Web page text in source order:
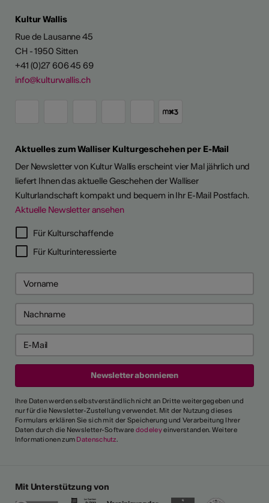
Kultur Wallis
Rue de Lausanne 45
CH - 1950 Sitten
+41 (0)27 606 45 69
info@kulturwallis.ch
Aktuelles zum Walliser Kulturgeschehen per E-Mail
Der Newsletter von Kultur Wallis erscheint vier Mal jährlich und
liefert Ihnen das aktuelle Geschehen der Walliser
Kulturlandschaft kompakt und bequem in Ihr E-Mail Postfach.
Aktuelle Newsletter ansehen
Für Kulturschaffende
Für Kulturinteressierte
Ihre Daten werden selbstverständlich nicht an Dritte weitergegeben und
nur für die Newsletter-Zustellung verwendet. Mit der Nutzung dieses
Formulars erklären Sie sich mit der Speicherung und Verarbeitung Ihrer
Daten durch die Newsletter-Software dodeleyeinverstanden. Weitere
Informationen zum Datenschutz.
Mit Unterstützung von